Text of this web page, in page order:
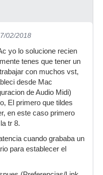
02/2018
yo lo solucione recien
tenes que tener un
con muchos vst,
desde Mac
de Audio Midi)
El primero que tildes
en este caso primero
tr 8.
cuando grababa un
para establecer el